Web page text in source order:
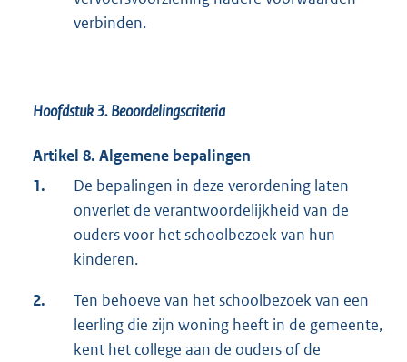
verbinden.
Hoofdstuk 3.Beoordelingscriteria
Artikel 8. Algemene bepalingen
1.
De bepalingen in deze verordening laten
onverlet de verantwoordelijkheid van de
ouders voor het schoolbezoek van hun
kinderen.
2.
Ten behoeve van het schoolbezoek van een
leerling die zijn woning heeft in de gemeente,
kent het college aan de ouders of de